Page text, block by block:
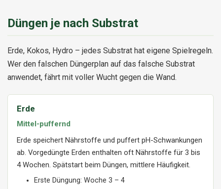
Düngen je nach Substrat
Erde, Kokos, Hydro – jedes Substrat hat eigene Spielregeln.
Wer den falschen Düngerplan auf das falsche Substrat
anwendet, fährt mit voller Wucht gegen die Wand.
Erde
Mittel-puffernd
Erde speichert Nährstoffe und puffert pH-Schwankungen
ab. Vorgedüngte Erden enthalten oft Nährstoffe für 3 bis
4 Wochen. Spätstart beim Düngen, mittlere Häufigkeit.
Erste Düngung: Woche 3 – 4